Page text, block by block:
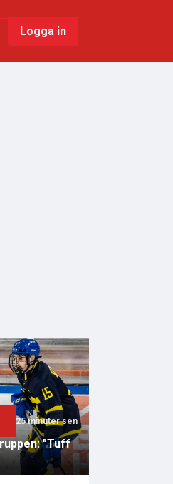
Logga in
25 minuter sen
"Tuff